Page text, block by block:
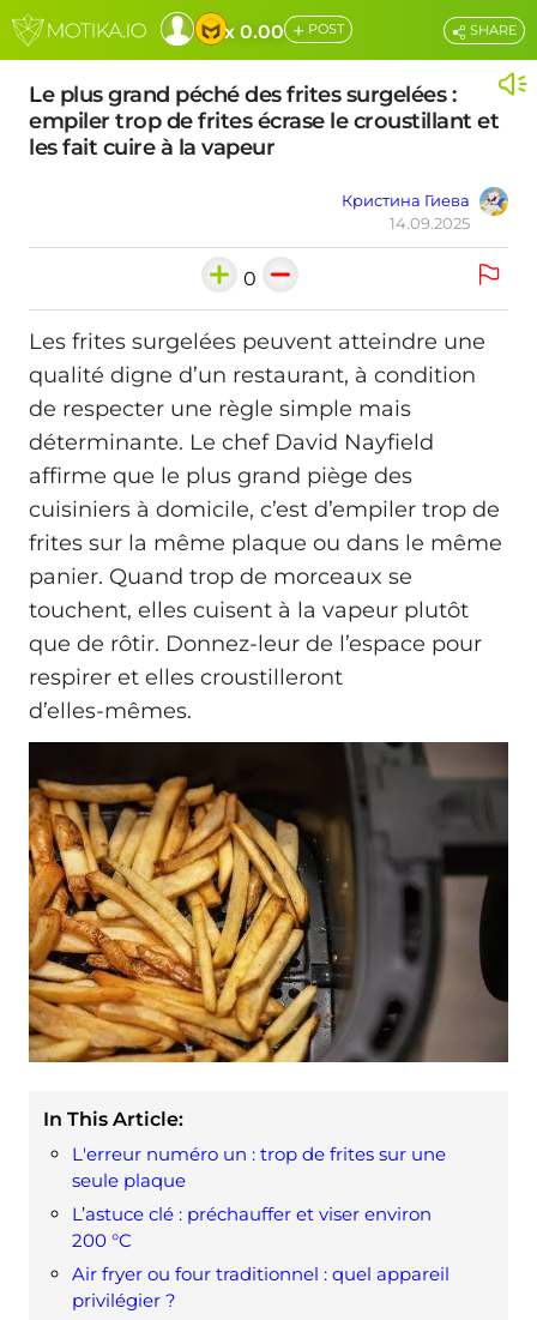
x 0.00 + POST
Le plus grand péché des frites surgelées :
empiler trop de frites écrase le croustillant et
les fait cuire à la vapeur
Кристина Гиева
14.09.2025
SHARE
0
Les frites surgelées peuvent atteindre une
qualité digne d’un restaurant, à condition
de respecter une règle simple mais
déterminante. Le chef David Nayfield
affirme que le plus grand piège des
cuisiniers à domicile, c’est d’empiler trop de
frites sur la même plaque ou dans le même
panier. Quand trop de morceaux se
touchent, elles cuisent à la vapeur plutôt
que de rôtir. Donnez-leur de l’espace pour
respirer et elles croustilleront
d’elles‑mêmes.
In This Article:
L'erreur numéro un : trop de frites sur une
seule plaque
L’astuce clé : préchauffer et viser environ
200 °C
Air fryer ou four traditionnel : quel appareil
privilégier ?